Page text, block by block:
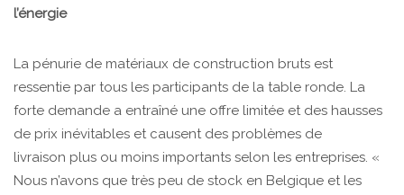
l’énergie
La pénurie de matériaux de construction bruts est
ressentie par tous les participants de la table ronde. La
forte demande a entraîné une offre limitée et des hausses
de prix inévitables et causent des problèmes de
livraison plus ou moins importants selon les entreprises. «
Nous n’avons que très peu de stock en Belgique et les